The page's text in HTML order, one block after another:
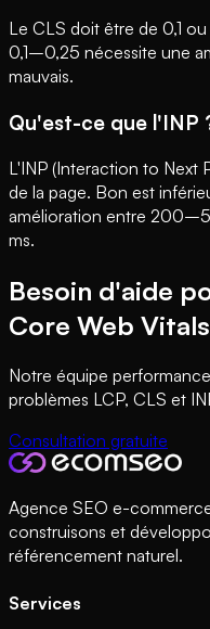
Le CLS doit être de 0,1
0,1–0,25 nécessite une
mauvais.
Qu'est-ce que l'INP
L'INP (Interaction to Next
de la page. Bon est
amélioration entre
ms.
Besoin d'aide
Core Web
Notre équipe
problèmes LCP, CLS et
Consultation gratuite
Agence SEO e-
construisons et
référencement naturel.
Services